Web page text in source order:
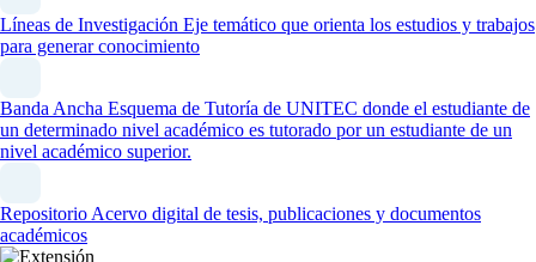
Líneas de Investigación Eje temático que orienta los estudios y trabajos
para generar conocimiento
Banda Ancha Esquema de Tutoría de UNITEC donde el estudiante de
un determinado nivel académico es tutorado por un estudiante de un
nivel académico superior.
Repositorio Acervo digital de tesis, publicaciones y documentos
académicos